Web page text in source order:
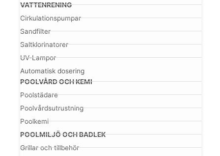
VATTENRENING
Cirkulationspumpar
Sandfilter
Saltklorinatorer
UV-Lampor
Automatisk dosering
POOLVÅRD OCH KEMI
Poolstädare
Poolvårdsutrustning
Poolkemi
POOLMILJÖ OCH BADLEK
Grillar och tillbehör